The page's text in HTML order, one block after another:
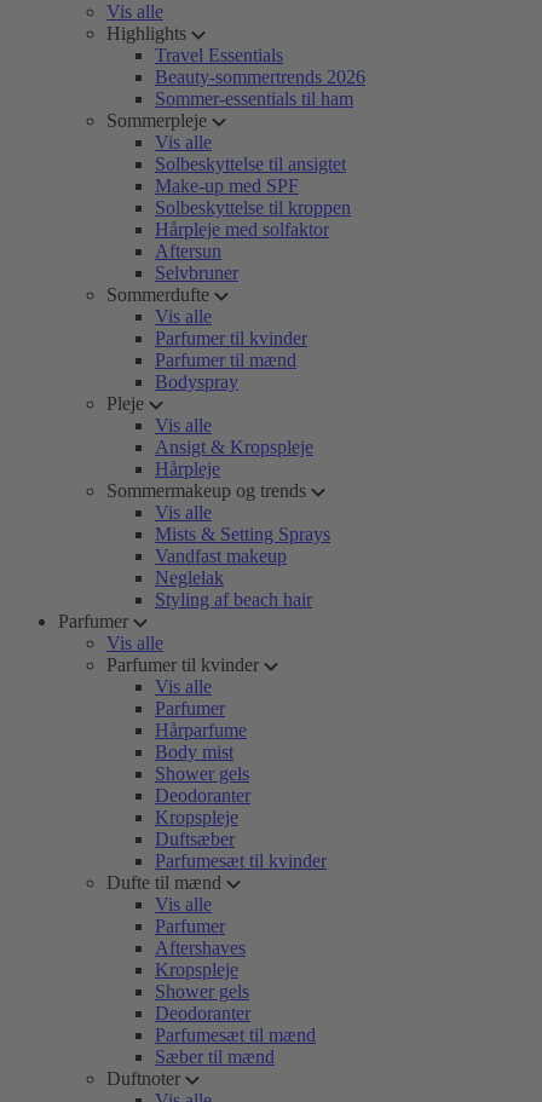
Vis alle
Highlights
Travel Essentials
Beauty-sommertrends 2026
Sommer-essentials til ham
Sommerpleje
Vis alle
Solbeskyttelse til ansigtet
Make-up med SPF
Solbeskyttelse til kroppen
Hårpleje med solfaktor
Aftersun
Selvbruner
Sommerdufte
Vis alle
Parfumer til kvinder
Parfumer til mænd
Bodyspray
Pleje
Vis alle
Ansigt & Kropspleje
Hårpleje
Sommermakeup og trends
Vis alle
Mists & Setting Sprays
Vandfast makeup
Neglelak
Styling af beach hair
Parfumer
Vis alle
Parfumer til kvinder
Vis alle
Parfumer
Hårparfume
Body mist
Shower gels
Deodoranter
Kropspleje
Duftsæber
Parfumesæt til kvinder
Dufte til mænd
Vis alle
Parfumer
Aftershaves
Kropspleje
Shower gels
Deodoranter
Parfumesæt til mænd
Sæber til mænd
Duftnoter